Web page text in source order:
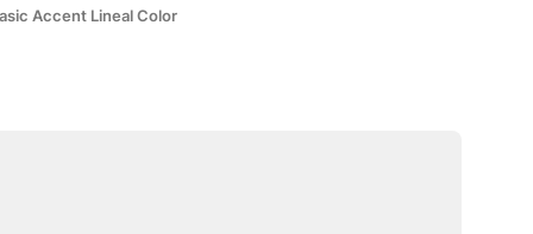
Accent Lineal Color